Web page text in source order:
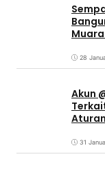
28
Akun
31